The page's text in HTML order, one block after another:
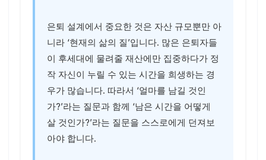
은퇴 설계에서 중요한 것은 자산 규모뿐만 아
니라 ‘현재의 삶의 질’입니다. 많은 은퇴자들
이 후세대에 물려줄 재산에만 집중하다가 정
작 자신이 누릴 수 있는 시간을 희생하는 경
우가 많습니다. 따라서 ‘얼마를 남길 것인
가?’라는 질문과 함께 ‘남은 시간을 어떻게
살 것인가?’라는 질문을 스스로에게 던져보
아야 합니다.